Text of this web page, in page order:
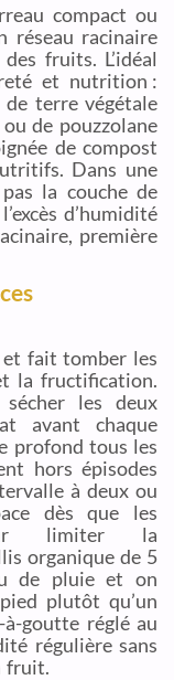
compact ou
réseau racinaire
fruits. L’idéal
et nutrition :
terre végétale
de pouzzolane
de compost
Dans une
la couche de
d’humidité
première
fait tomber les
la fructification.
les deux
avant chaque
profond tous les
hors épisodes
à deux ou
dès que les
limiter la
organique de 5
de pluie et on
plutôt qu’un
goutte réglé au
régulière sans
fruit.